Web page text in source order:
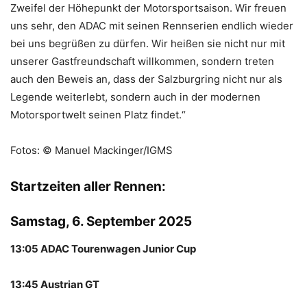
Zweifel der Höhepunkt der Motorsportsaison. Wir freuen
uns sehr, den ADAC mit seinen Rennserien endlich wieder
bei uns begrüßen zu dürfen. Wir heißen sie nicht nur mit
unserer Gastfreundschaft willkommen, sondern treten
auch den Beweis an, dass der Salzburgring nicht nur als
Legende weiterlebt, sondern auch in der modernen
Motorsportwelt seinen Platz findet.“
Fotos: © Manuel Mackinger/IGMS
Startzeiten aller Rennen:
Samstag, 6. September 2025
13:05 ADAC Tourenwagen Junior Cup
13:45 Austrian GT